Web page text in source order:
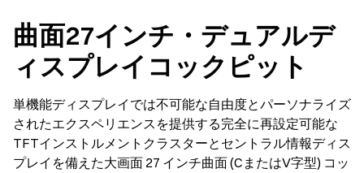
曲面27インチ・デュアルデ
ィスプレイコックピット
単機能ディスプレイでは不可能な自由度とパーソナライズ
されたエクスペリエンスを提供する完全に再設定可能な
TFTインストルメントクラスターとセントラル情報ディス
プレイを備えた大画面 27 インチ曲面 (CまたはV字型) コッ